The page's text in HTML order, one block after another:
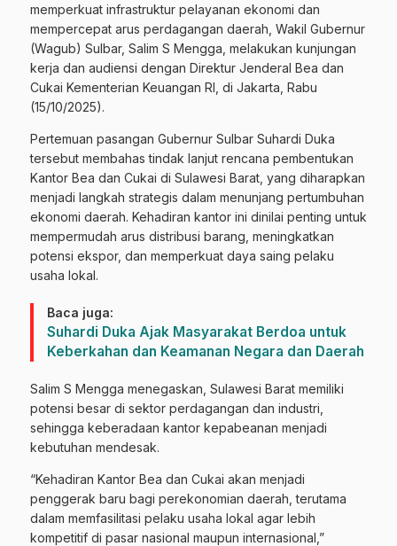
memperkuat infrastruktur pelayanan ekonomi dan
mempercepat arus perdagangan daerah, Wakil Gubernur
(Wagub) Sulbar, Salim S Mengga, melakukan kunjungan
kerja dan audiensi dengan Direktur Jenderal Bea dan
Cukai Kementerian Keuangan RI, di Jakarta, Rabu
(15/10/2025).
Pertemuan pasangan Gubernur Sulbar Suhardi Duka
tersebut membahas tindak lanjut rencana pembentukan
Kantor Bea dan Cukai di Sulawesi Barat, yang diharapkan
menjadi langkah strategis dalam menunjang pertumbuhan
ekonomi daerah. Kehadiran kantor ini dinilai penting untuk
mempermudah arus distribusi barang, meningkatkan
potensi ekspor, dan memperkuat daya saing pelaku
usaha lokal.
Baca juga:
Suhardi Duka Ajak Masyarakat Berdoa untuk
Keberkahan dan Keamanan Negara dan Daerah
Salim S Mengga menegaskan, Sulawesi Barat memiliki
potensi besar di sektor perdagangan dan industri,
sehingga keberadaan kantor kepabeanan menjadi
kebutuhan mendesak.
“Kehadiran Kantor Bea dan Cukai akan menjadi
penggerak baru bagi perekonomian daerah, terutama
dalam memfasilitasi pelaku usaha lokal agar lebih
kompetitif di pasar nasional maupun internasional,”